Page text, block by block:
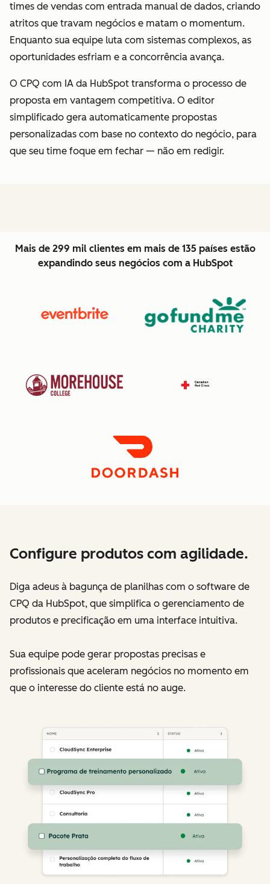
times de vendas com entrada manual de dados, criando
atritos que travam negócios e matam o momentum.
Enquanto sua equipe luta com sistemas complexos, as
oportunidades esfriam e a concorrência avança.
O CPQ com IA da HubSpot transforma o processo de
proposta em vantagem competitiva. O editor
simplificado gera automaticamente propostas
personalizadas com base no contexto do negócio, para
que seu time foque em fechar — não em redigir.
Mais de 299 mil clientes em mais de 135 países estão
expandindo seus negócios com a HubSpot
Configure produtos com agilidade.
Diga adeus à bagunça de planilhas com o software de
CPQ da HubSpot, que simplifica o gerenciamento de
produtos e precificação em uma interface intuitiva.
Sua equipe pode gerar propostas precisas e
profissionais que aceleram negócios no momento em
que o interesse do cliente está no auge.